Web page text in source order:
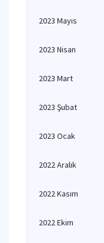
2023 Mayıs
2023 Nisan
2023 Mart
2023 Şubat
2023 Ocak
2022 Aralık
2022 Kasım
2022 Ekim